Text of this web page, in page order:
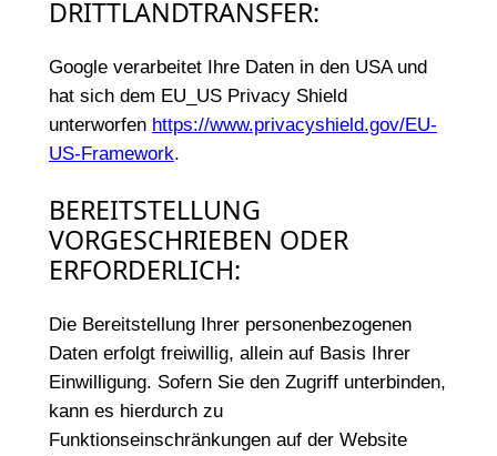
DRITTLANDTRANSFER:
Google verarbeitet Ihre Daten in den USA und
hat sich dem EU_US Privacy Shield
unterworfen https://www.privacyshield.gov/EU-
US-Framework.
BEREITSTELLUNG
VORGESCHRIEBEN ODER
ERFORDERLICH:
Die Bereitstellung Ihrer personenbezogenen
Daten erfolgt freiwillig, allein auf Basis Ihrer
Einwilligung. Sofern Sie den Zugriff unterbinden,
kann es hierdurch zu
Funktionseinschränkungen auf der Website